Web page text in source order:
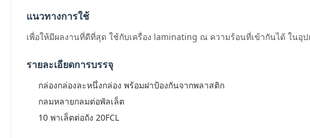
แนวทางการใช้
เพื่อให้มีผลงานที่ดีที่สุด ใช้กับเครื่อง laminating ณ ความร้อนที่เข้ากันได้ ใน
รายละเอียดการบรรจุ
กล่องกล่องละหนึ่งกล่อง พร้อมฝาป้องกันจากพลาสติก
กลมหลายกลมต่อพัลเล็ต
10 พาเล็ตต่อถัง 20FCL